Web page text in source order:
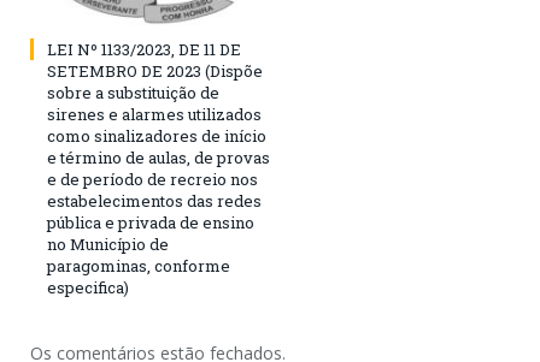
LEI Nº 1133/2023, DE 11 DE
SETEMBRO DE 2023 (Dispõe
sobre a substituição de
sirenes e alarmes utilizados
como sinalizadores de início
e término de aulas, de provas
e de período de recreio nos
estabelecimentos das redes
pública e privada de ensino
no Município de
paragominas, conforme
especifica)
Os comentários estão fechados.